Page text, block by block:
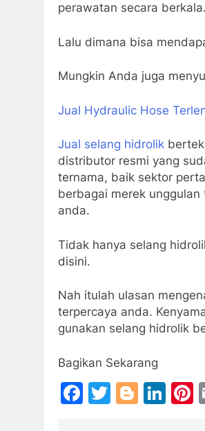
perawatan secara berkala.
Lalu dimana bisa
Mungkin Anda juga
Jual Hydraulic Hose
Jual selang hidrolik
distributor resmi yang
ternama, baik sektor
berbagai merek
anda.
Tidak hanya selang
disini.
Nah itulah ulasan
terpercaya anda.
gunakan selang hidrolik
Bagikan Sekarang
Facebook
Twitter